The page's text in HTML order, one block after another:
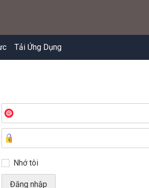
Tải Ứng Dụng
Nhớ tôi